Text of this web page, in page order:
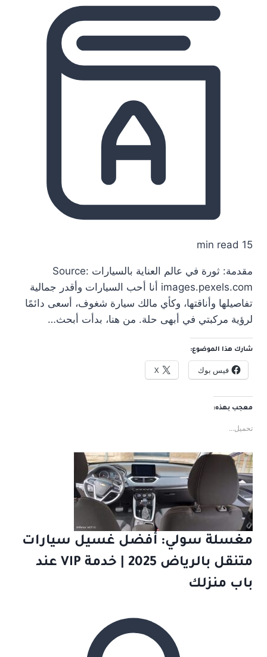
15 min read
مقدمة: ثورة في عالم العناية بالسيارات Source:
images.pexels.com أنا أحب السيارات وأقدر جمالية
تفاصيلها وأناقتها، وكأي مالك سيارة شغوف، أسعى دائمًا
لرؤية مركبتي في أبهى حلة. من هنا، بدأت أبحث…
شارك هذا الموضوع:
فيس بوك X
معجب بهذه:
تحميل...
مغسلة سولي: أفضل غسيل سيارات
متنقل بالرياض 2025 | خدمة VIP عند
باب منزلك